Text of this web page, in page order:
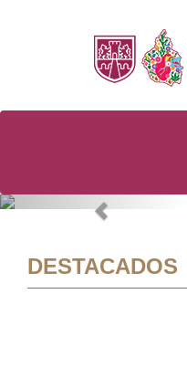
Previous
DESTACADOS